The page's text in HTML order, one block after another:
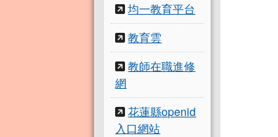
均一教育平台
教育雲
教師在職進修
網
花蓮縣openid
入口網站